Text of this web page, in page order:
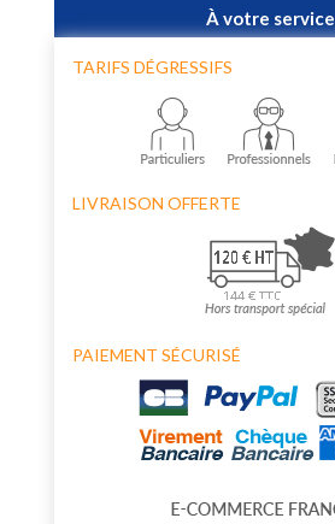
À votre service
TARIFS DÉGRESSIFS
LIVRAISON OFFERTE
PAIEMENT SÉCURISÉ